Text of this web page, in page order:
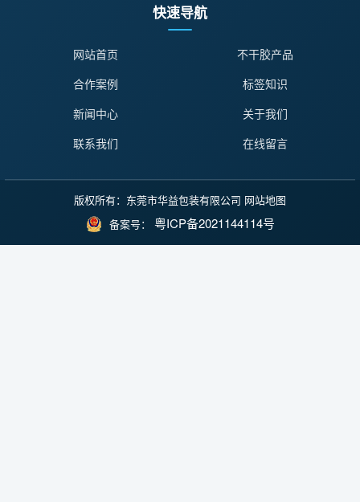
快速导航
网站首页
不干胶产品
合作案例
标签知识
新闻中心
关于我们
联系我们
在线留言
版权所有：东莞市华益包装有限公司 网站地图
备案号： 粤ICP备2021144114号